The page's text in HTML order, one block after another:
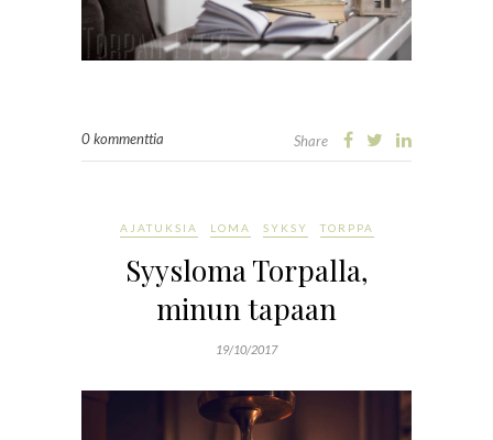
0 kommenttia Share
AJATUKSIA LOMA SYKSY TORPPA
Syysloma Torpalla,
minun tapaan
19/10/2017